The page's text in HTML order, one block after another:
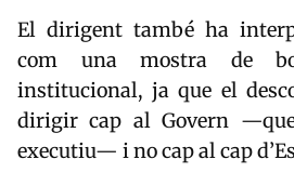
El dirigent també ha
com una mostra de
institucional, ja que el
dirigir cap al Govern
executiu— i no cap al cap